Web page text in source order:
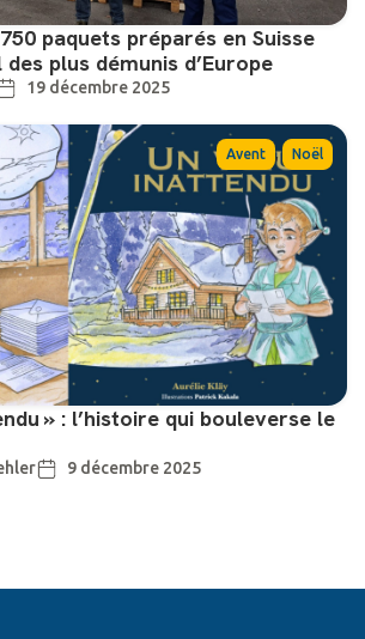
paquets préparés en Suisse
plus démunis d’Europe
19 décembre 2025
Avent , Noël
» : l’histoire qui bouleverse le
9 décembre 2025